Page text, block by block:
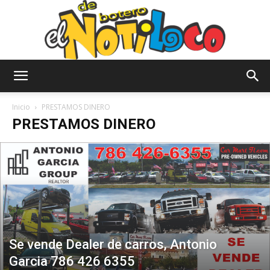
Notiloco
de
Botero
Inicio PRESTAMOS DINERO
PRESTAMOS DINERO
Se vende Dealer de carros, Antonio
Garcia 786 426 6355